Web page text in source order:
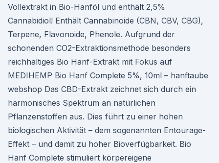
Vollextrakt in Bio-Hanföl und enthält 2,5%
Cannabidiol! Enthält Cannabinoide (CBN, CBV, CBG),
Terpene, Flavonoide, Phenole. Aufgrund der
schonenden CO2-Extraktionsmethode besonders
reichhaltiges Bio Hanf-Extrakt mit Fokus auf
MEDIHEMP Bio Hanf Complete 5%, 10ml – hanftaube
webshop Das CBD-Extrakt zeichnet sich durch ein
harmonisches Spektrum an natürlichen
Pflanzenstoffen aus. Dies führt zu einer hohen
biologischen Aktivität – dem sogenannten Entourage-
Effekt – und damit zu hoher Bioverfügbarkeit. Bio
Hanf Complete stimuliert körpereigene